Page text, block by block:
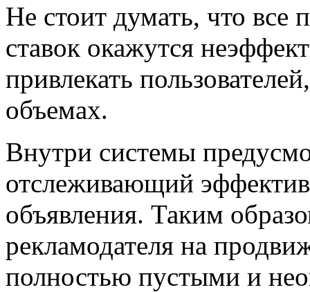
Не стоит думать, что все
ставок окажутся
привлекать
объемах.
Внутри системы
отслеживающий
объявления. Таким
рекламодателя на
полностью пустыми и